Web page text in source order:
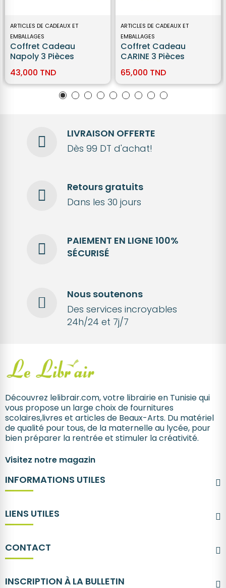
ARTICLES DE CADEAUX ET
EMBALLAGES
Coffret Cadeau
Napoly 3 Pièces
43,000 TND
ARTICLES DE CADEAUX ET
EMBALLAGES
Coffret Cadeau
CARINE 3 Pièces
65,000 TND
LIVRAISON OFFERTE
Dès 99 DT d'achat!
Retours gratuits
Dans les 30 jours
PAIEMENT EN LIGNE 100%
SÉCURISÉ
Nous soutenons
Des services incroyables
24h/24 et 7j/7
Découvrez lelibrair.com, votre librairie en Tunisie qui
vous propose un large choix de fournitures
scolaires,livres et articles de Beaux-Arts. Du matériel
de qualité pour tous, de la maternelle au lycée, pour
bien préparer la rentrée et stimuler la créativité.
Visitez notre magazin
INFORMATIONS UTILES
LIENS UTILES
CONTACT
INSCRIPTION À LA BULLETIN